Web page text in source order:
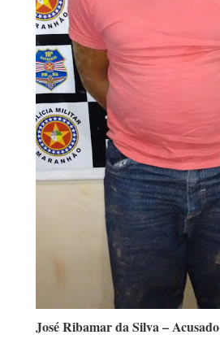
José Ribamar da Silva – Acusado